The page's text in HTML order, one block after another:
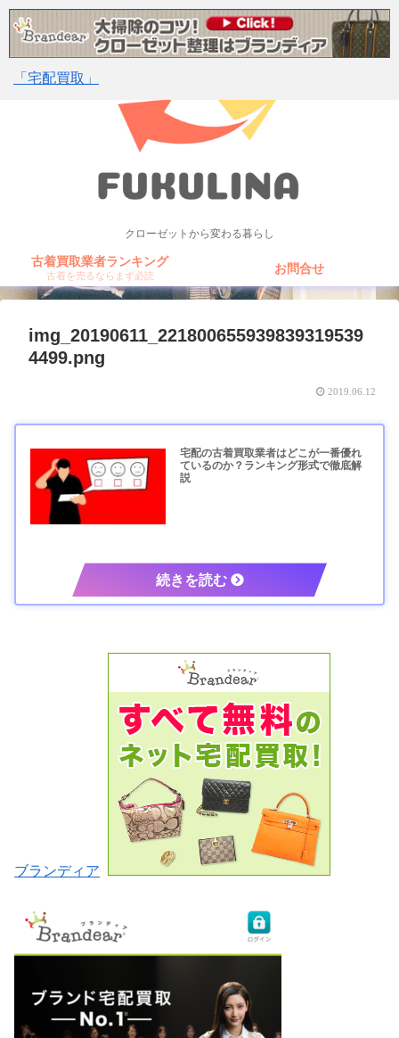
クローゼットから変わる暮らし
古着買取業者ランキング
古着を売るならまず必読 お問合せ
img_20190611_221800655939839319539
4499.png
2019.06.12
宅配の古着買取業者はどこが一番優れ
ているのか？ランキング形式で徹底解
説
ブランディア
「宅配買取」